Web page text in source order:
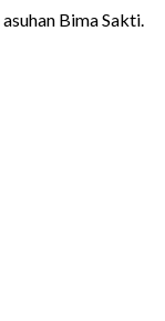
Bima Sakti.